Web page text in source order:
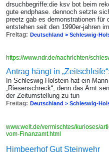
drsuchbegriffe:die ksv bot beim
gute endphase. dennoch setzte
preetz gab es demonstrationen für
entstehen seit den 1990er-jahren
Freitag: Deutschland > Schleswig-
https://www.ndr.de/nachrichten/
Antrag hängt in
In Schleswig-Holstein hat ein
„Riesenschreck“, denn das Amt
der Zeitumstellung zu tun
Freitag: Deutschland > Schleswig-
www.welt.de/vermischtes/kurioses/
vom-Finanzamt.html
Himbeerhof Gut Steinwehr